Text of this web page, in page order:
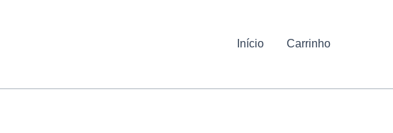
Início Carrinho